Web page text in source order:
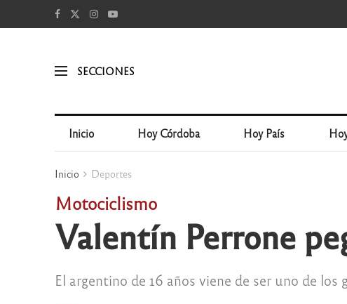
SECCIONES
Inicio Hoy Córdoba Hoy País
Inicio Deportes
Motociclismo
Valentín Perrone
El argentino de 16 años viene de ser uno de